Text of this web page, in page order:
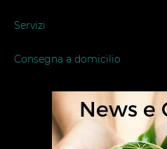
Servizi
Consegna a domicilio